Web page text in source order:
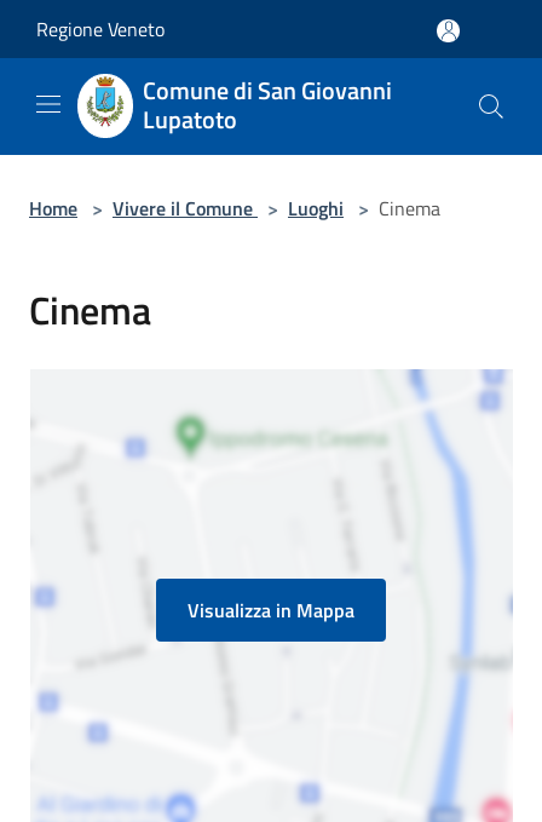
Regione Veneto
Comune di San Giovanni
Lupatoto
Home > Vivere il Comune > Luoghi > Cinema
Cinema
Visualizza in Mappa